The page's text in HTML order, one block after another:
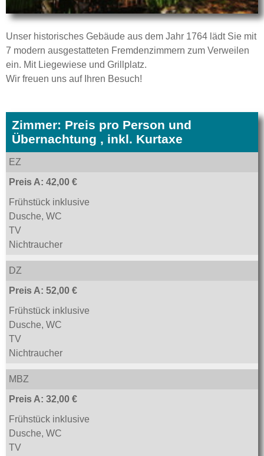
Unser historisches Gebäude aus dem Jahr 1764 lädt Sie mit
7 modern ausgestatteten Fremdenzimmern zum Verweilen
ein. Mit Liegewiese und Grillplatz.
Wir freuen uns auf Ihren Besuch!
Zimmer: Preis pro Person und
Übernachtung , inkl. Kurtaxe
EZ
Preis A: 42,00 €
Frühstück inklusive
Dusche, WC
TV
Nichtraucher
DZ
Preis A: 52,00 €
Frühstück inklusive
Dusche, WC
TV
Nichtraucher
MBZ
Preis A: 32,00 €
Frühstück inklusive
Dusche, WC
TV